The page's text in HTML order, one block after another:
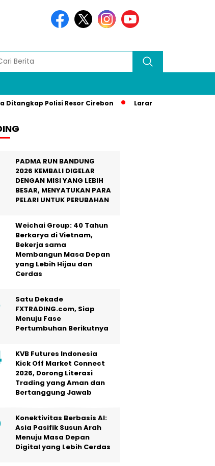
Polisi Resor Cirebon Larang Liputan Media
PADMA RUN BANDUNG
2026 KEMBALI DIGELAR
DENGAN MISI YANG LEBIH
BESAR, MENYATUKAN PARA
PELARI UNTUK PERUBAHAN
Weichai Group: 40 Tahun
Berkarya di Vietnam,
Bekerja sama
Membangun Masa Depan
yang Lebih Hijau dan
Cerdas
Satu Dekade
FXTRADING.com, Siap
Menuju Fase
Pertumbuhan Berikutnya
KVB Futures Indonesia
Kick Off Market Connect
2026, Dorong Literasi
Trading yang Aman dan
Bertanggung Jawab
Konektivitas Berbasis AI:
Asia Pasifik Susun Arah
Menuju Masa Depan
Digital yang Lebih Cerdas